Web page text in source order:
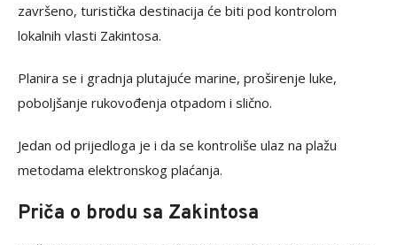
završeno, turistička destinacija će biti pod kontrolom
lokalnih vlasti Zakintosa.
Planira se i gradnja plutajuće marine, proširenje luke,
poboljšanje rukovođenja otpadom i slično.
Jedan od prijedloga je i da se kontroliše ulaz na plažu
metodama elektronskog plaćanja.
Priča o brodu sa Zakintosa